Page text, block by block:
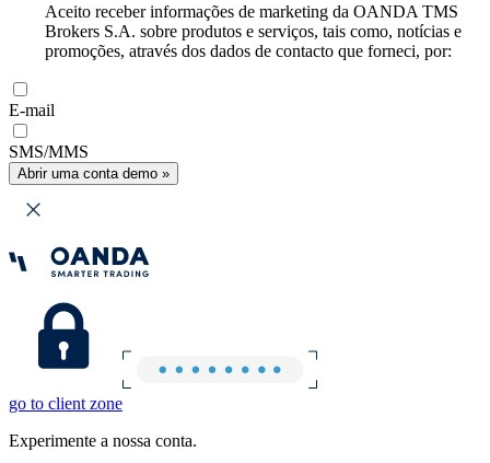
Aceito receber informações de marketing da OANDA TMS
Brokers S.A. sobre produtos e serviços, tais como, notícias e
promoções, através dos dados de contacto que forneci, por:
E-mail
SMS/MMS
Abrir uma conta demo »
go to client zone
Experimente a nossa conta.